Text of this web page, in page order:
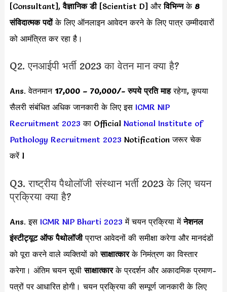
[Consultant],वैज्ञानिक डी[Scientist D] औरविभिन्नके 8
संविदात्मक पदोंके लिए ऑनलाइन आवेदन करने के लिए पात्र उम्मीदवारों
को आमंत्रित कर रहा है।
Q2. एनआईपी भर्ती 2023 का वेतन मान क्या है?
Ans. वेतनमान 17,000 – 70,000/- रुपये प्रति माहरहेगा, कृपया
सैलरी संबंधित अधिक जानकारी के लिए इस ICMR NIP
Recruitment 2023 का Official National Institute of
Pathology Recruitment 2023 Notification जरूर चेक
करें l
Q3. राष्ट्रीय पैथोलॉजी संस्थान भर्ती 2023 के लिए चयन
प्रक्रिया क्या है?
Ans. इस ICMR NIP Bharti 2023 में चयन प्रक्रिया मेंनेशनल
इंस्टीट्यूट ऑफ पैथोलॉजीप्राप्त आवेदनों की समीक्षा करेगा और मानदंडों
को पूरा करने वाले व्यक्तियों कोसाक्षात्कारके निमंत्रण का विस्तार
करेगा। अंतिम चयन सूचीसाक्षात्कारके प्रदर्शन और अकादमिक प्रमाण-
पत्रों पर आधारित होगी। चयन प्रक्रिया की सम्पूर्ण जानकारी के लिए